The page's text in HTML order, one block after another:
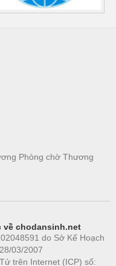
Phòng chờ Thương
về chodansinh.net
do Sở Kế Hoạch
03/2007
trên Internet (ICP) số: